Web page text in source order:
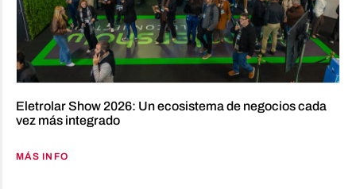
Eletrolar Show 2026: Un ecosistema de negocios cada
vez más integrado
MÁS INFO